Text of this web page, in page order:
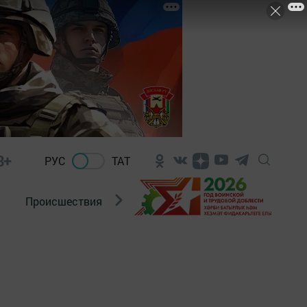
РУС ТАТ
Происшествия Новости Госавтоинспекции